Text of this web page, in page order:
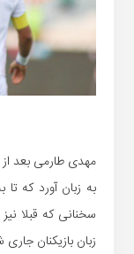
مهدی طارمی بعد از
به زبان آورد که تا
سخنانی که قبلا
زبان بازیکنان